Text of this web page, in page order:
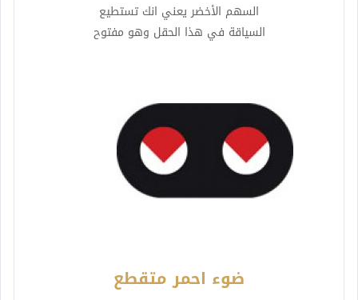
السهم الأخضر يعني انك تستطيع
السياقة في هذا الحقل وهو مفتوح
ضوء احمر متقطع